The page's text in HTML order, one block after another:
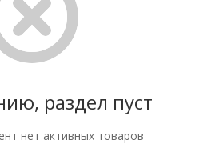
раздел пуст
нет активных товаров